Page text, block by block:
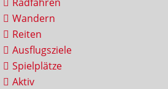
Wandern
Reiten
Ausflugsziele
Spielplätze
Aktiv